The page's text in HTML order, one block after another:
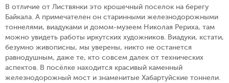
В отличие от Листвянки это крошечный поселок на берегу
Байкала. А примечателен он старинными железнодорожными
тоннелями, виадуками и домом-музеем Николая Рериха, там
можно увидеть работы иркутских художников. Виадуки, кстати,
безумно живописны, мы уверены, никто не останется
равнодушным, даже те, кто совсем далек от технических
аспектов. В посёлке находится красивый каменный
железнодорожный мост и знаменитые Хабартуйские тоннели.